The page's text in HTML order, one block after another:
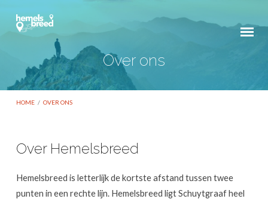
Over ons
HOME / OVER ONS
ons
Over Hemelsbreed
Hemelsbreed is letterlijk de kortste afstand tussen twee
punten in een rechte lijn. Hemelsbreed ligt Schuytgraaf heel